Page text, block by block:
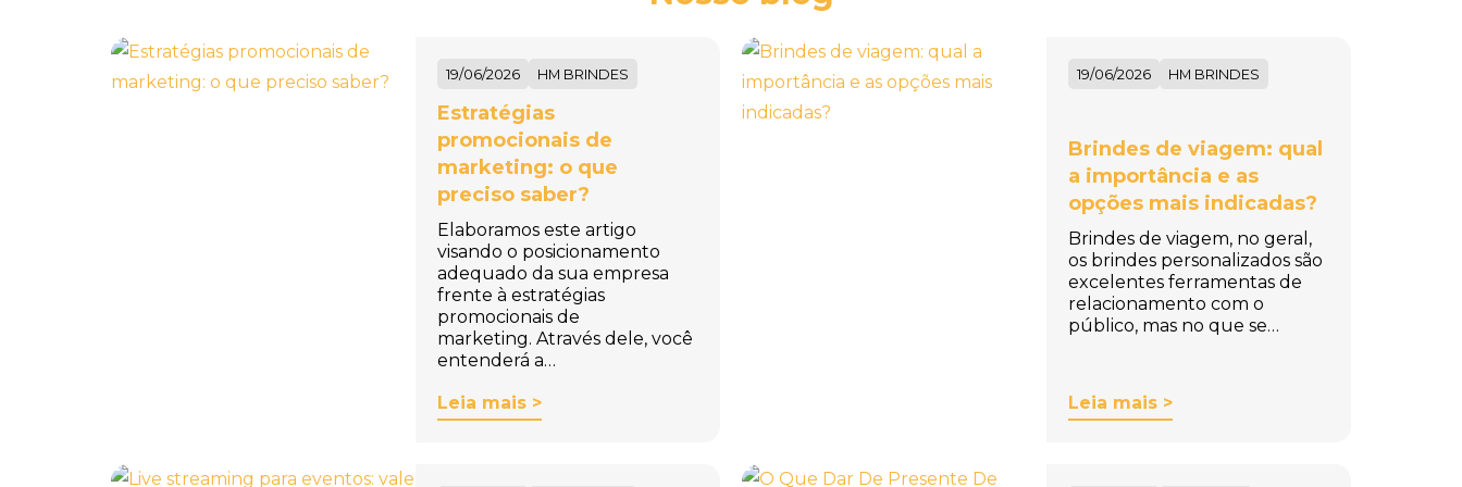
Baleiro Personalizado 19/06/2026 HM BRINDES
Estratégias
promocionais de
marketing: o que
preciso saber?
Elaboramos este artigo
visando o posicionamento
adequado da sua empresa
frente à estratégias
promocionais de
marketing. Através dele, você
entenderá a…
Leia mais >
19/06/2026 HM BRINDES
Brindes de viagem: qual
a importância e as
opções mais indicadas?
Brindes de viagem, no geral,
os brindes personalizados são
excelentes ferramentas de
relacionamento com o
público, mas no que se…
Leia mais >